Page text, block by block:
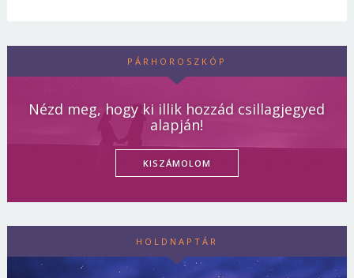
PÁRHOROSZKÓP
Nézd meg, hogy ki illik hozzád csillagjegyed
alapján!
KISZÁMOLOM
HOLDNAPTÁR